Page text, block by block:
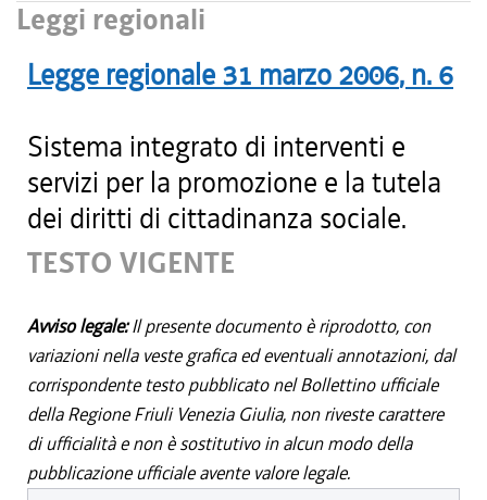
Leggi regionali
Legge regionale 31 marzo 2006, n. 6
Sistema integrato di interventi e
servizi per la promozione e la tutela
dei diritti di cittadinanza sociale.
TESTO VIGENTE
Avviso legale:Il presente documento è riprodotto, con
variazioni nella veste grafica ed eventuali annotazioni, dal
corrispondente testo pubblicato nel Bollettino ufficiale
della Regione Friuli Venezia Giulia, non riveste carattere
di ufficialità e non è sostitutivo in alcun modo della
pubblicazione ufficiale avente valore legale.